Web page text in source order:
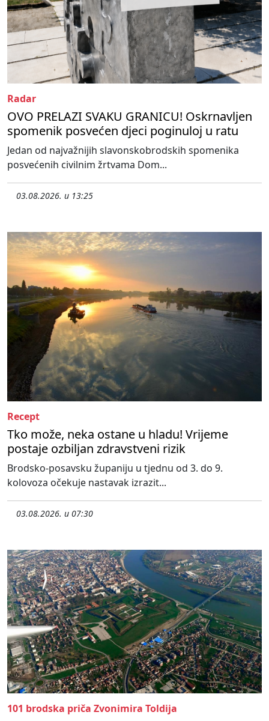
Radar
OVO PRELAZI SVAKU GRANICU! Oskrnavljen
spomenik posvećen djeci poginuloj u ratu
Jedan od najvažnijih slavonskobrodskih spomenika
posvećenih civilnim žrtvama Dom...
03.08.2026. u 13:25
Recept
Tko može, neka ostane u hladu! Vrijeme
postaje ozbiljan zdravstveni rizik
Brodsko-posavsku županiju u tjednu od 3. do 9.
kolovoza očekuje nastavak izrazit...
03.08.2026. u 07:30
101 brodska priča Zvonimira Toldija